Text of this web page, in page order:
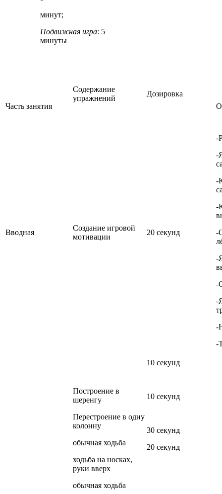
минут;
Подвижная игра: 5
минуты
Часть занятия
Содержание
упражнений
Дозировка
Вводная
Создание игровой
мотивации
20 секунд
-
-
-
-
-
-
-
-
-
-
Построение в
шеренгу
Перестроение в одну
колонну
обычная ходьба
ходьба на носках,
руки вверх
обычная ходьба
10 секунд
10 секунд
30 секунд
20 секунд